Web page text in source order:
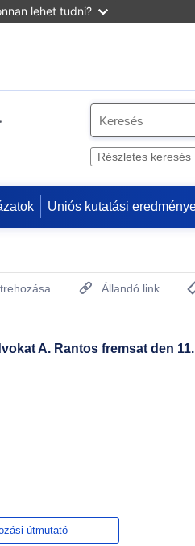
lehet tudni?
e
Részletes keresés
Uniós kutatási
Állandó link
A. Rantos fremsat den
útmutató